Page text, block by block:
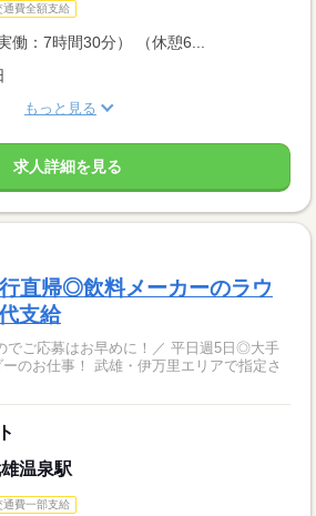
通費全額支給
働：7時間30分） （休憩6...
もっと見る
求人詳細を見る
直帰◎飲料メーカーのラウ
支給
でご応募はお早めに！／ 平日週5日◎大手
のお仕事！ 武雄・伊万里エリアで指定さ
温泉駅
通費一部支給